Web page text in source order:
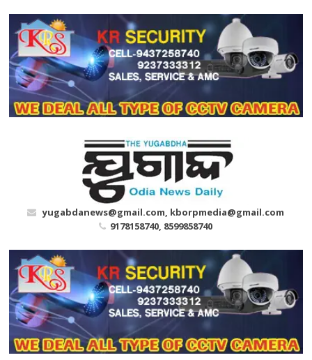
content
yugabdanews@gmail.com, kborpmedia@gmail.com
9178158740, 8599858740